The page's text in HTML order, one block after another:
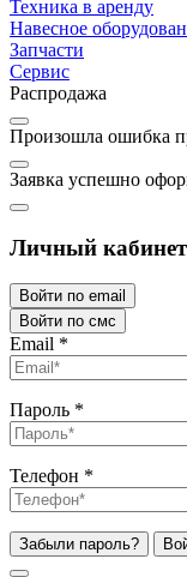
Техника в аренду
Навесное
Запчасти
Сервис
Распродажа
Произошла ошибка
Заявка успешно
Личный кабинет
Войти по email
Войти по смс
Email *
Пароль *
Телефон *
Забыли пароль?